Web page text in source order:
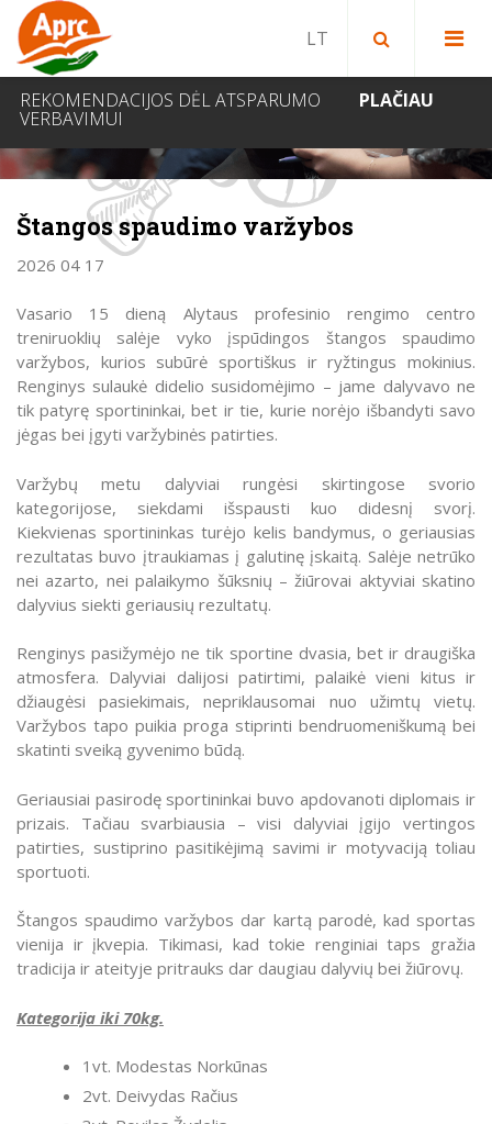
REKOMENDACIJOS DĖL ATSPARUMO
VERBAVIMUI
PLAČIAU
Paieška bibliotekoje
NAUJIENOS
Štangos spaudimo varžybos
2026 04 17
Vasario 15 dieną Alytaus profesinio rengimo centro
treniruoklių salėje vyko įspūdingos štangos spaudimo
varžybos, kurios subūrė sportiškus ir ryžtingus mokinius.
Renginys sulaukė didelio susidomėjimo – jame dalyvavo ne
tik patyrę sportininkai, bet ir tie, kurie norėjo išbandyti savo
jėgas bei įgyti varžybinės patirties.
Varžybų metu dalyviai rungėsi skirtingose svorio
kategorijose, siekdami išspausti kuo didesnį svorį.
Kiekvienas sportininkas turėjo kelis bandymus, o geriausias
rezultatas buvo įtraukiamas į galutinę įskaitą. Salėje netrūko
nei azarto, nei palaikymo šūksnių – žiūrovai aktyviai skatino
dalyvius siekti geriausių rezultatų.
Renginys pasižymėjo ne tik sportine dvasia, bet ir draugiška
atmosfera. Dalyviai dalijosi patirtimi, palaikė vieni kitus ir
džiaugėsi pasiekimais, nepriklausomai nuo užimtų vietų.
Varžybos tapo puikia proga stiprinti bendruomeniškumą bei
skatinti sveiką gyvenimo būdą.
Geriausiai pasirodę sportininkai buvo apdovanoti diplomais ir
prizais. Tačiau svarbiausia – visi dalyviai įgijo vertingos
patirties, sustiprino pasitikėjimą savimi ir motyvaciją toliau
sportuoti.
Štangos spaudimo varžybos dar kartą parodė, kad sportas
vienija ir įkvepia. Tikimasi, kad tokie renginiai taps gražia
tradicija ir ateityje pritrauks dar daugiau dalyvių bei žiūrovų.
Kategorija iki 70kg.
1vt. Modestas Norkūnas
2vt. Deivydas Račius